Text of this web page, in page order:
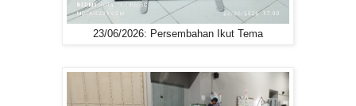
23/06/2026: Persembahan Ikut Tema